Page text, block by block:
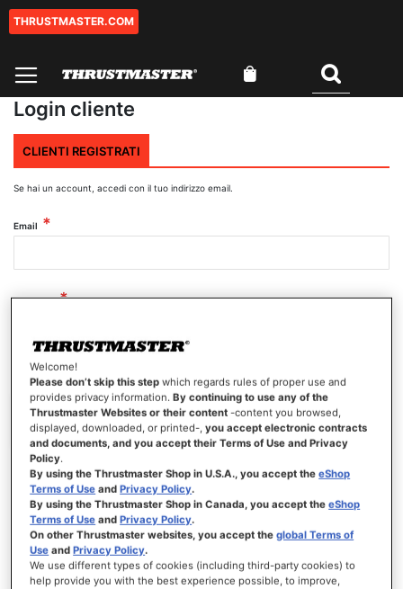
Salta
THRUSTMASTER.COM
Login cliente
CLIENTI REGISTRATI
Se hai un account, accedi con il tuo indirizzo email.
Email
Password
Mostra password
ACCEDI
Hai dimenticato la password?
Welcome!
Please don’t skip this step which regards rules of proper use and
provides privacy information.By continuing to use any of the
Thrustmaster Websites or their content -content you browsed,
displayed, downloaded, or printed-,you accept electronic contracts
and documents, and you accept their Terms of Use and Privacy
Policy.
By using the Thrustmaster Shop in U.S.A., you accept theeShop
Terms of Use andPrivacy Policy.
By using the Thrustmaster Shop in Canada, you accept theeShop
Terms of Use andPrivacy Policy.
On other Thrustmaster websites, you accept theglobal Terms of
Use andPrivacy Policy.
We use different types of cookies (including third-party cookies) to
help provide you with the best experience possible, to improve,